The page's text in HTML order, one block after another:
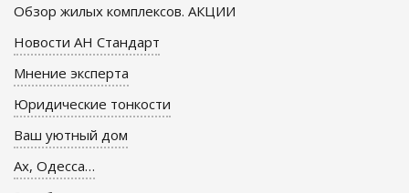
Обзор жилых комплексов. АКЦИИ
Новости АН Стандарт
Мнение эксперта
Юридические тонкости
Ваш уютный дом
Ах, Одесса…